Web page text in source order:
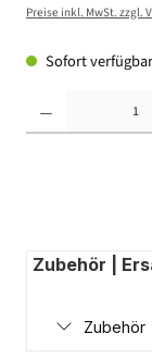
Preise inkl. MwSt. zzgl.
Sofort
Zubehör |
Zubehör